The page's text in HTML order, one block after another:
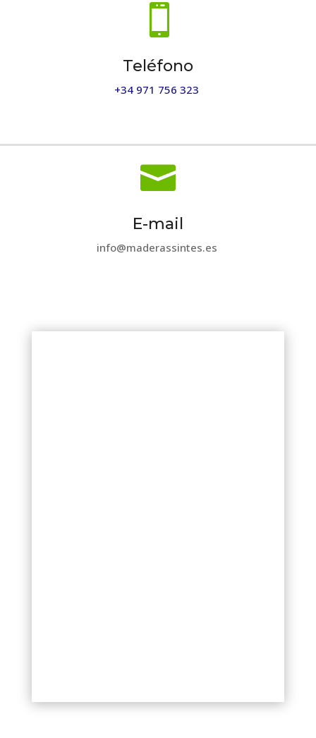

Teléfono
+34 971 756 323

E-mail
info@maderassintes.es